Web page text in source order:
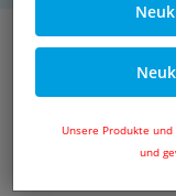
Unsere Produkte
und